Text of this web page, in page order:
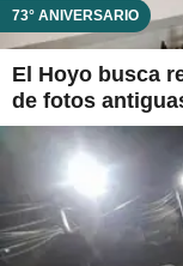
73° ANIVERSARIO
El Hoyo busca
de fotos